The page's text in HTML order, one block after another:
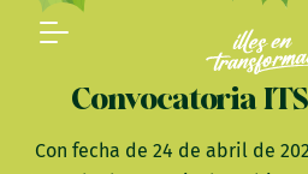
Convocatoria
Con fecha de 24 de abril de